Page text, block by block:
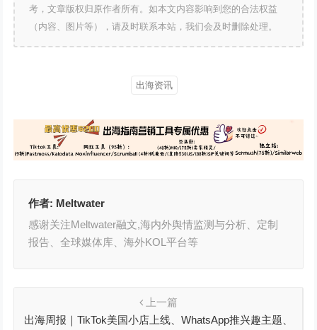
考，文章版权归原作者所有。如本文内容影响到您的合法权益
（内容、图片等），请及时联系本站，我们会及时删除处理。
出海资讯
作者: Meltwater
感谢关注Meltwater融文,海内外舆情监测与分析、定制
报告、全球媒体库、海外KOL平台等
上一篇
出海周报｜TikTok美国小店上线、WhatsApp推兴趣主题、